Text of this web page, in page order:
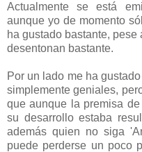
Actualmente se está
aunque yo de momento
ha gustado bastante,
desentonan bastante.
Por un lado me ha
simplemente geniales,
que aunque la premisa
su desarrollo estaba
además quien no siga
puede perderse un poco